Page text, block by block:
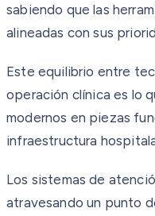
sabiendo que las
alineadas con sus
Este equilibrio entre
operación clínica es lo
modernos en piezas
infraestructura
Los sistemas de
atravesando un punto